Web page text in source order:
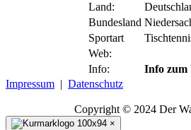
Land:
Bundesland
Sportart
Web:
Info:
Info zum
Impressum | Datenschutz
Copyright © 2024 Der
×